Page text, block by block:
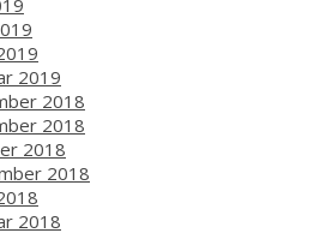
2019
2018
2018
2018
2018
2018